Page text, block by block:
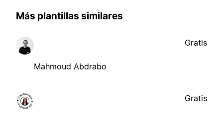
Más plantillas similares
Mahmoud Abdrabo
Gratis
Gratis